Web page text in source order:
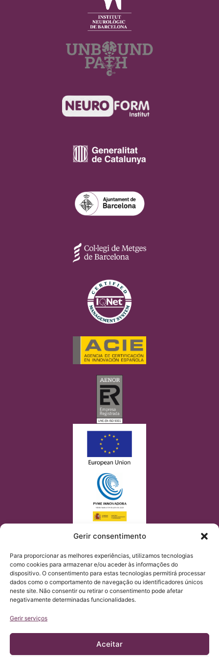
Gerir consentimento
Para proporcionar as melhores experiências, utilizamos tecnologias
como cookies para armazenar e/ou aceder às informações do
dispositivo. O consentimento para estas tecnologias permitirá processar
dados como o comportamento de navegação ou identificadores únicos
neste site. Não consentir ou retirar o consentimento pode afetar
negativamente determinadas funcionalidades.
Gerir serviços
Aceitar